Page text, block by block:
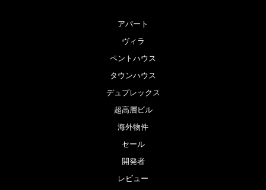
アパート
ヴィラ
ペントハウス
タウンハウス
デュプレックス
超高層ビル
海外物件
セール
開発者
レビュー